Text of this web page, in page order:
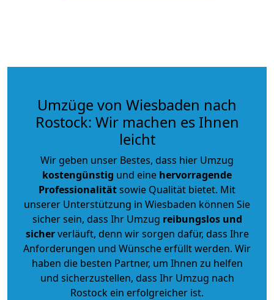
Umzüge von Wiesbaden nach
Rostock: Wir machen es Ihnen
leicht
Wir geben unser Bestes, dass hier Umzug
kostengünstig und eine hervorragende
Professionalitätsowie Qualität bietet. Mit
unserer Unterstützung in Wiesbaden können Sie
sicher sein, dass Ihr Umzug reibungslos und
sicherverläuft, denn wir sorgen dafür, dass Ihre
Anforderungen und Wünsche erfüllt werden. Wir
haben die besten Partner, um Ihnen zu helfen
und sicherzustellen, dass Ihr Umzug nach
Rostock ein erfolgreicher ist.